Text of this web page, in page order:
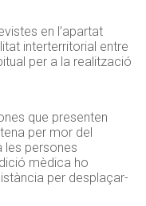
en l’apartat
interterritorial entre
per a la realització
que presenten
per mor del
les persones
mèdica ho
per desplaçar-